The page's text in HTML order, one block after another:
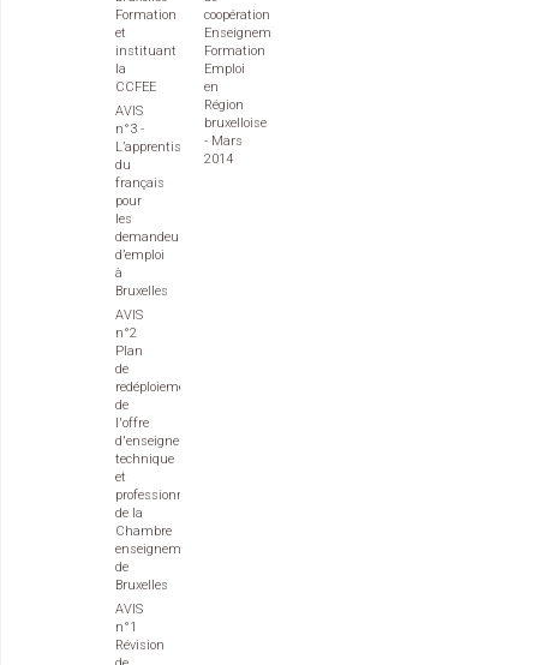
Formation
et
instituant
la
CCFEE
AVIS
n°3 -
L’apprentissage
du
français
pour
les
demandeurs
d’emploi
à
Bruxelles
AVIS
n°2
Plan
de
redéploiement
de
l'offre
d'enseignement
technique
et
professionnel
de la
Chambre
enseignement
de
Bruxelles
AVIS
n°1
Révision
coopération
Enseignement
Formation
Emploi
en
Région
bruxelloise
- Mars
2014